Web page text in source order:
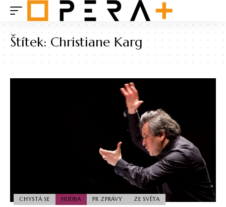
Štítek:Christiane Karg
CHYSTÁ SE HUDBA PR ZPRÁVY ZE SVĚTA